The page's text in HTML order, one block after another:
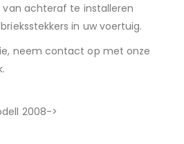
van achteraf te installeren
in uw voertuig.
neem contact op met onze
2008->